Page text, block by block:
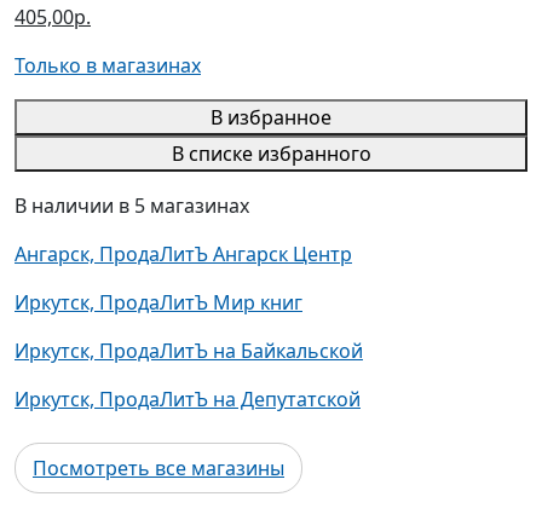
Только в магазинах
В списке избранного
В наличии в 5 магазинах
Ангарск, ПродаЛитЪ Ангарск Центр
Иркутск, ПродаЛитЪ Мир книг
Иркутск, ПродаЛитЪ на Байкальской
Иркутск, ПродаЛитЪ на Депутатской
Посмотреть все магазины
Цена в магазине может отличаться
от цены, указанной на сайте.